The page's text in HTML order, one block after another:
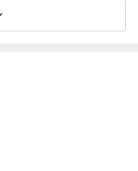
을 배워야 한다. 어쩌면
지고 있는 것이 아니라
력뿐이다. 그리고 하나